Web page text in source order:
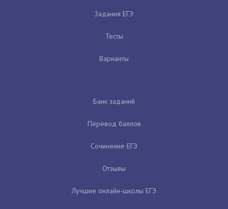
Задания ЕГЭ
Тесты
Варианты
Банк заданий
Перевод баллов
Сочинение ЕГЭ
Отзывы
Лучшие онлайн-школы ЕГЭ